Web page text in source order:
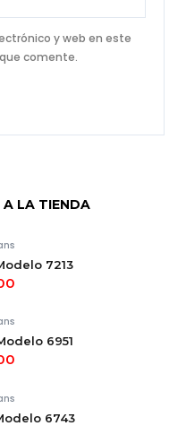
y web en este
comente.
A LA TIENDA
7213
6951
6743